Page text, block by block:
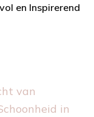
en Inspirerend
van
in